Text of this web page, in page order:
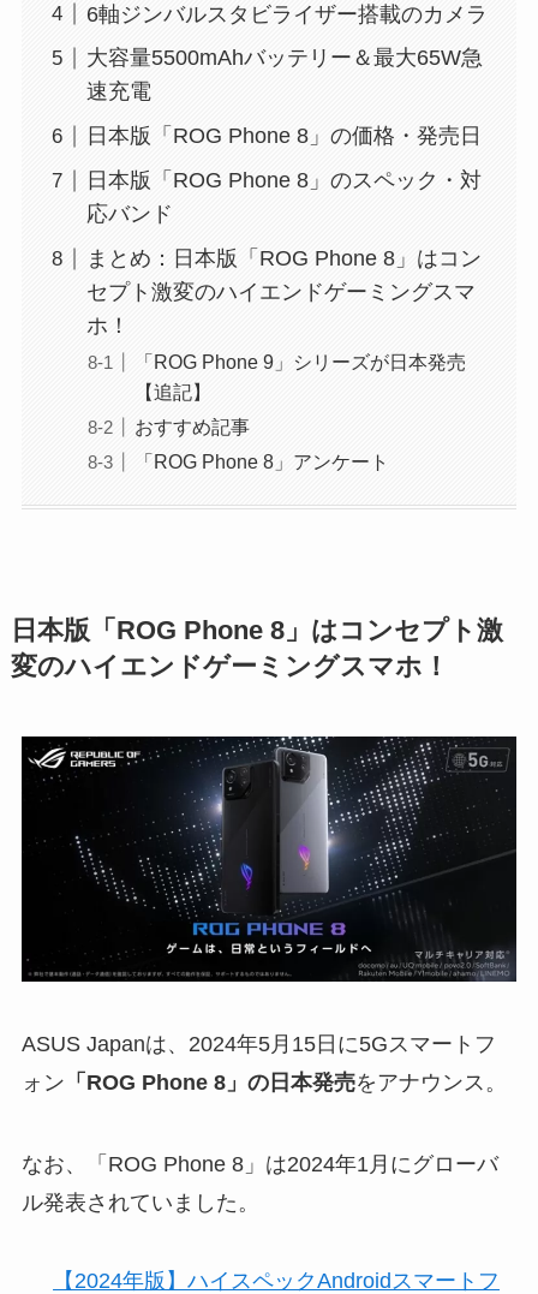
6軸ジンバルスタビライザー搭載のカメラ
大容量5500mAhバッテリー＆最大65W急
速充電
日本版「ROG Phone 8」の価格・発売日
日本版「ROG Phone 8」のスペック・対
応バンド
まとめ：日本版「ROG Phone 8」はコン
セプト激変のハイエンドゲーミングスマ
ホ！
「ROG Phone 9」シリーズが日本発売
【追記】
おすすめ記事
「ROG Phone 8」アンケート
日本版「ROG Phone 8」はコンセプト激
変のハイエンドゲーミングスマホ！
ASUS Japanは、2024年5月15日に5Gスマートフ
ォン 「ROG Phone 8」の日本発売をアナウンス。
なお、「ROG Phone 8」は2024年1月にグローバ
ル発表されていました。
【2024年版】ハイスペックAndroidスマートフ